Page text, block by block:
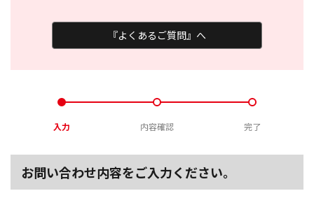
『よくあるご質問』へ
入力 内容確認 完了
お問い合わせ内容をご入力ください。